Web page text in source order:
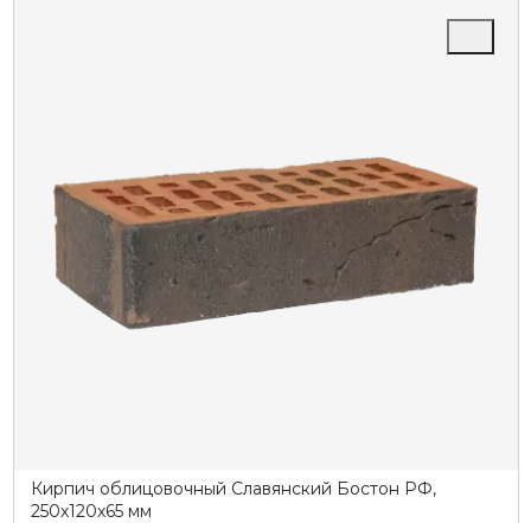
Кирпич облицовочный Славянский Бостон РФ,
250х120х65 мм